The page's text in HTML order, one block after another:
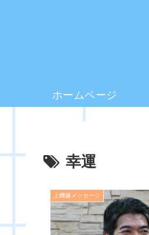
ホームページ
幸運
上機嫌メッセージ